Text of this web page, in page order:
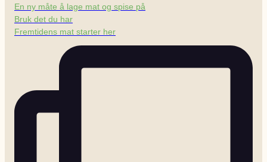
En ny måte å lage mat og spise på
Bruk det du har
Fremtidens mat starter her